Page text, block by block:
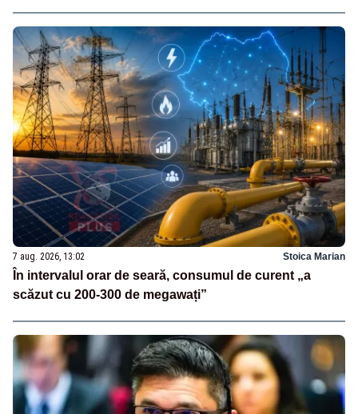
7 aug. 2026, 13:02 Stoica Marian
În intervalul orar de seară, consumul de curent „a
scăzut cu 200-300 de megawați”